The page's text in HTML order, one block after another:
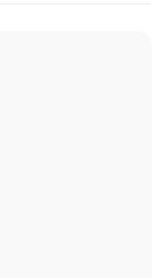
वाला बनाना हैं.